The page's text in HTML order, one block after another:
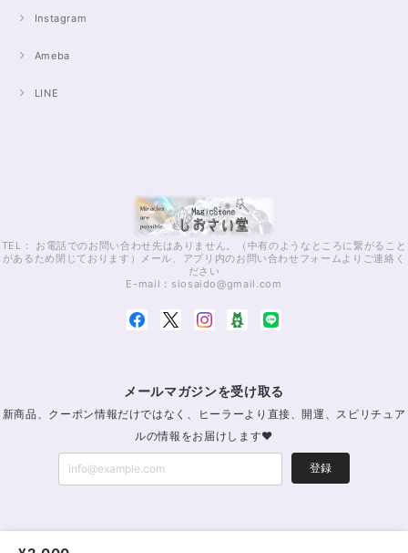
Instagram
Ameba
LINE
TEL： お電話でのお問い合わせ先はありません。（中有のようなところに繋がること
があるため閉じております）メール、アプリ内のお問い合わせフォームよりご連絡く
ださい
E-mail： siosaido@gmail.com
メールマガジンを受け取る
新商品、クーポン情報だけではなく、ヒーラーより直接、開運、スピリチュア
ルの情報をお届けします♥
登録
パワーストーン通販・浄化｜MagicStoneしおさい堂｜レイキパワーストーン公式